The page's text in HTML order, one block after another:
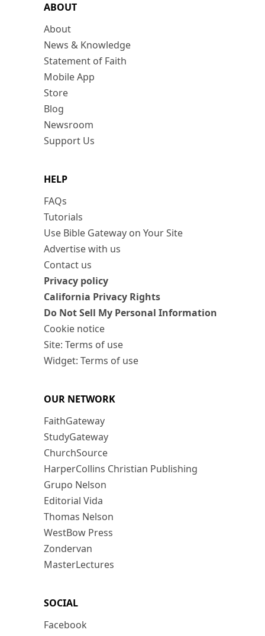
ABOUT
About
News & Knowledge
Statement of Faith
Mobile App
Store
Blog
Newsroom
Support Us
HELP
FAQs
Tutorials
Use Bible Gateway on Your Site
Advertise with us
Contact us
Privacy policy
California Privacy Rights
Do Not Sell My Personal Information
Cookie notice
Site: Terms of use
Widget: Terms of use
OUR NETWORK
FaithGateway
StudyGateway
ChurchSource
HarperCollins Christian Publishing
Grupo Nelson
Editorial Vida
Thomas Nelson
WestBow Press
Zondervan
MasterLectures
SOCIAL
Facebook